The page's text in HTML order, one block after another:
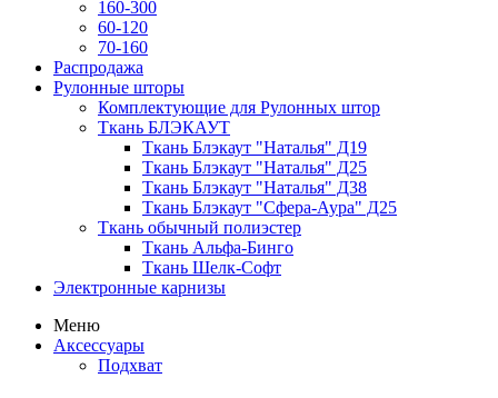
160-300
60-120
70-160
Распродажа
Рулонные шторы
Комплектующие для Рулонных штор
Ткань БЛЭКАУТ
Ткань Блэкаут "Наталья" Д19
Ткань Блэкаут "Наталья" Д25
Ткань Блэкаут "Наталья" Д38
Ткань Блэкаут "Сфера-Аура" Д25
Ткань обычный полиэстер
Ткань Альфа-Бинго
Ткань Шелк-Софт
Электронные карнизы
Меню
Аксессуары
Подхват